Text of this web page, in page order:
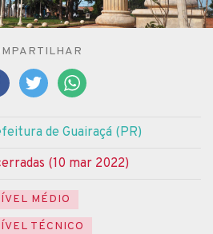
de Guairaçá (PR)
(10 mar 2022)
MÉDIO
TÉCNICO